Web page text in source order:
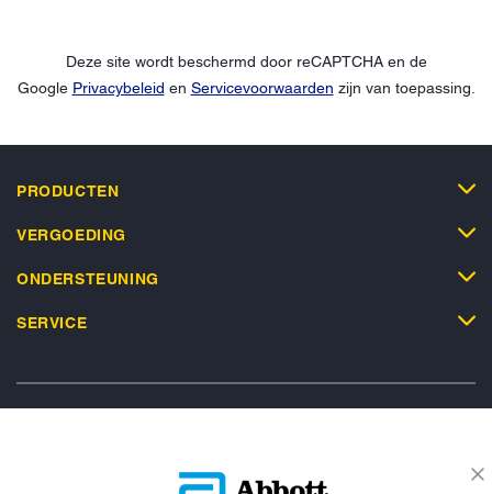
Deze site wordt beschermd door reCAPTCHA en de
Google Privacybeleid en Servicevoorwaarden zijn van toepassing.
PRODUCTEN
VERGOEDING
ONDERSTEUNING
SERVICE
Actievoorwaarden
Algemene Voorwaarden